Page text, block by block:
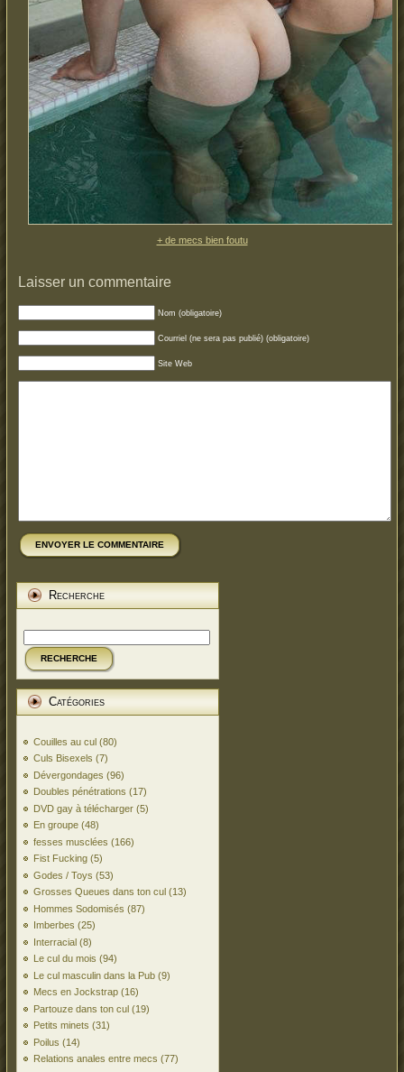
+ de mecs bien foutu
Laisser un commentaire
Nom (obligatoire)
Courriel (ne sera pas publié) (obligatoire)
Site Web
ENVOYER LE COMMENTAIRE
Recherche
RECHERCHE
Catégories
Couilles au cul (80)
Culs Bisexels (7)
Dévergondages (96)
Doubles pénétrations (17)
DVD gay à télécharger (5)
En groupe (48)
fesses musclées (166)
Fist Fucking (5)
Godes / Toys (53)
Grosses Queues dans ton cul (13)
Hommes Sodomisés (87)
Imberbes (25)
Interracial (8)
Le cul du mois (94)
Le cul masculin dans la Pub (9)
Mecs en Jockstrap (16)
Partouze dans ton cul (19)
Petits minets (31)
Poilus (14)
Relations anales entre mecs (77)